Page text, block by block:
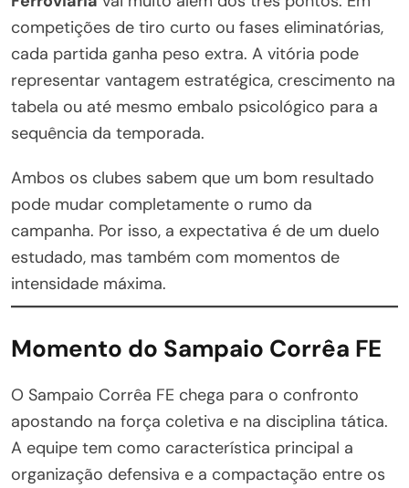
competições de tiro curto ou fases eliminatórias,
cada partida ganha peso extra. A vitória pode
representar vantagem estratégica, crescimento na
tabela ou até mesmo embalo psicológico para a
sequência da temporada.
Ambos os clubes sabem que um bom resultado
pode mudar completamente o rumo da
campanha. Por isso, a expectativa é de um duelo
estudado, mas também com momentos de
intensidade máxima.
Momento do Sampaio Corrêa FE
O Sampaio Corrêa FE chega para o confronto
apostando na força coletiva e na disciplina tática.
A equipe tem como característica principal a
organização defensiva e a compactação entre os